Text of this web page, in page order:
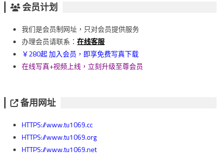
会员计划
我们是会员制网址，只对会员提供服务
办理会员请联系： 在线客服
￥280起 加入会员，即享免费写真下载
在线写真+视频上线，立刻升级至尊会员
备用网址
HTTPS://www.tu1069.cc
HTTPS://www.tu1069.org
HTTPS://www.tu1069.net